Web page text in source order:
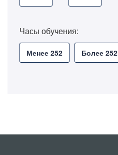
Часы обучения:
Менее 252 Более 252